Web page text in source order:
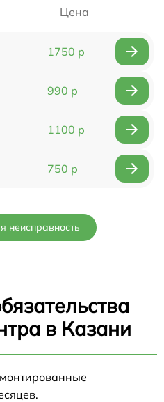
Цена
1750 р
990 р
1100 р
750 р
неисправность
в Казани